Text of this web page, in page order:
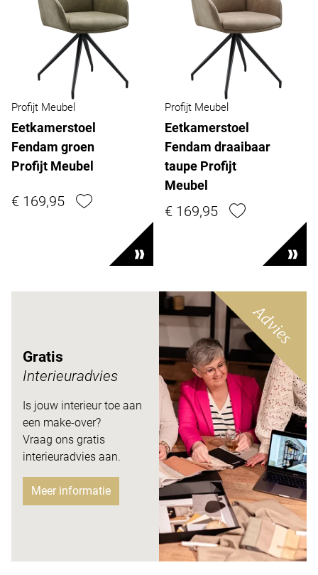
Profijt Meubel
Eetkamerstoel
Fendam groen
Profijt Meubel
€ 169,95
Profijt Meubel
Eetkamerstoel
Fendam draaibaar
taupe Profijt
Meubel
€ 169,95
Gratis
Interieuradvies
Is jouw interieur toe aan
een make-over?
Vraag ons gratis
interieuradvies aan.
Meer informatie
Advies